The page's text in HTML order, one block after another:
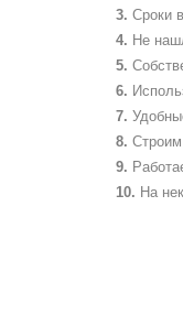
Сроки
Не
На